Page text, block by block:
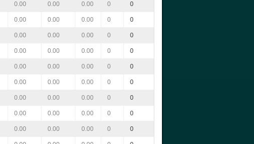
0.00 0.00 0.00 0 0
0.00 0.00 0.00 0 0
0.00 0.00 0.00 0 0
0.00 0.00 0.00 0 0
0.00 0.00 0.00 0 0
0.00 0.00 0.00 0 0
0.00 0.00 0.00 0 0
0.00 0.00 0.00 0 0
0.00 0.00 0.00 0 0